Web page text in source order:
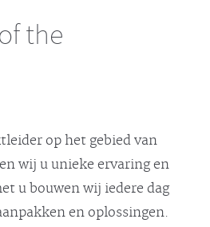
NEDERLANDS
of the
op het gebied van
wij u unieke ervaring en
u bouwen wij iedere dag
en oplossingen.